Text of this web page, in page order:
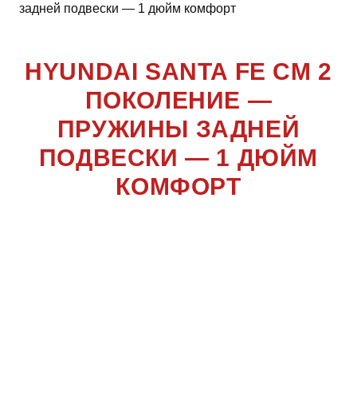
задней подвески — 1 дюйм комфорт
HYUNDAI SANTA FE CM 2
ПОКОЛЕНИЕ —
ПРУЖИНЫ ЗАДНЕЙ
ПОДВЕСКИ — 1 ДЮЙМ
КОМФОРТ